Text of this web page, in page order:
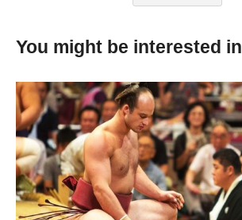
You might be interested in